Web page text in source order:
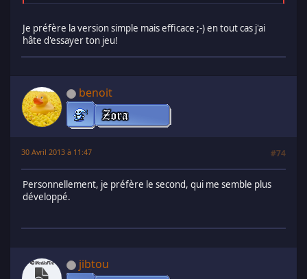
Je préfère la version simple mais efficace ;-) en tout cas j'ai
hâte d'essayer ton jeu!
benoit
30 Avril 2013 à 11:47 #74
Personnellement, je préfère le second, qui me semble plus
développé.
jibtou